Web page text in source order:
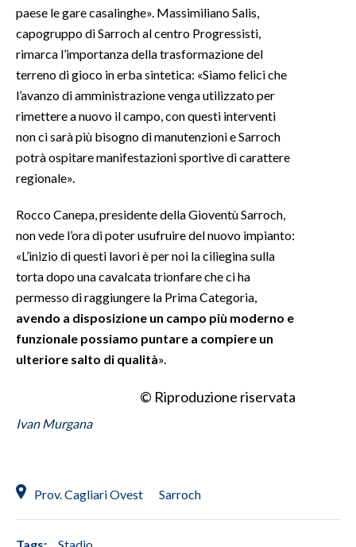
paese le gare casalinghe». Massimiliano Salis,
capogruppo di Sarroch al centro Progressisti,
rimarca l’importanza della trasformazione del
terreno di gioco in erba sintetica: «Siamo felici che
l’avanzo di amministrazione venga utilizzato per
rimettere a nuovo il campo, con questi interventi
non ci sarà più bisogno di manutenzioni e Sarroch
potrà ospitare manifestazioni sportive di carattere
regionale».
Rocco Canepa, presidente della Gioventù Sarroch,
non vede l’ora di poter usufruire del nuovo impianto:
«L’inizio di questi lavori è per noi la ciliegina sulla
torta dopo una cavalcata trionfare che ci ha
permesso di raggiungere la Prima Categoria,
avendo a disposizione un campo più moderno e
funzionale possiamo puntare a compiere un
ulteriore salto di qualità».
© Riproduzione riservata
Ivan Murgana
Prov. Cagliari Ovest Sarroch